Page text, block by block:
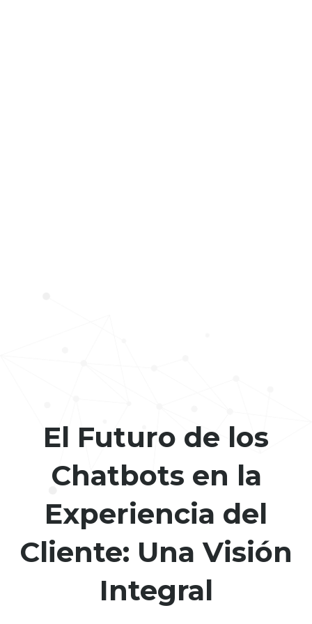
El Futuro de los
Chatbots en la
Experiencia del
Cliente: Una Visión
Integral